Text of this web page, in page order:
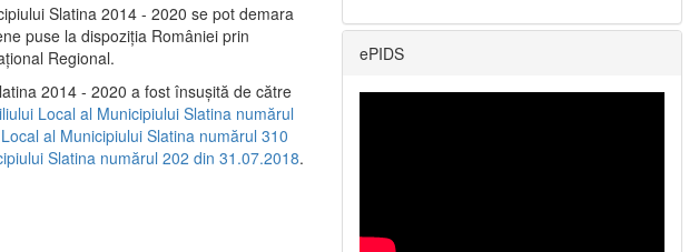
Slatina 2014 - 2020 se pot demara
puse la dispoziţia României prin
Regional.
2014 - 2020 a fost însuşită de către
Local al Municipiului Slatina numărul
al Municipiului Slatina numărul 310
Slatina numărul 202 din 31.07.2018.
ePIDS